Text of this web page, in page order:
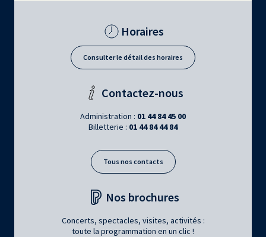
Horaires
Consulter le détail des horaires
Contactez-nous
Administration : 01 44 84 45 00
Billetterie : 01 44 84 44 84
Tous nos contacts
Nos brochures
Concerts, spectacles, visites, activités :
toute la programmation en un clic !